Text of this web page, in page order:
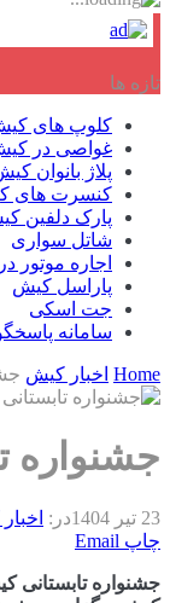
تازه ها
کلوپ های
غواصی در
پلاژ بانوان
کنسرت های کیش
پارک دلفین
شاتل سواری
اجاره موتور
پاراسل کیش
جت اسکی
سامانه
Home اخبار کیش
جشنواره
23 تیر 1404 در:
چاپ Email
جشنواره تابستانی